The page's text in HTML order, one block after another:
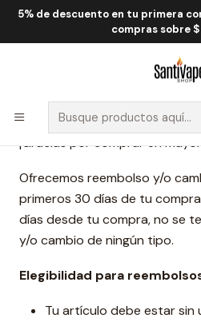
5% de descuento en tu primera
compras sobre
Inicio Política de
Política de
¡Gracias por comprar en
Ofrecemos reembolso y/o
primeros 30 días de tu
días desde tu compra, no se
y/o cambio de ningún tipo.
Elegibilidad para
Tu artículo debe estar sin